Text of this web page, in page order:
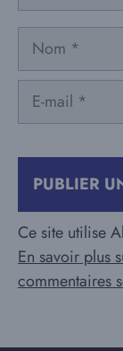
Nom
mail
Ce site utilise
En savoir plus
commentaires